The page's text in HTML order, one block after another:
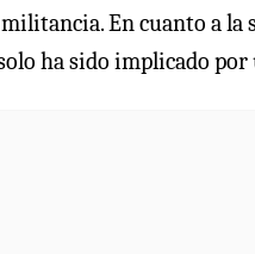
En cuanto a la
ha sido implicado